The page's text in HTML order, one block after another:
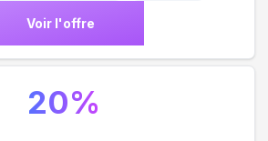
Voir l'offre
20%